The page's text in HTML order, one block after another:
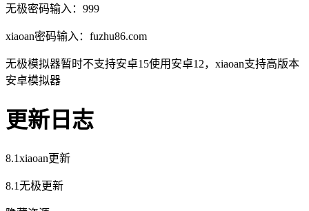
无极密码输入：999
xiaoan密码输入：fuzhu86.com
无极模拟器暂时不支持安卓15使用安卓12，xiaoan支持高版本
安卓模拟器
更新日志
8.1xiaoan更新
8.1无极更新